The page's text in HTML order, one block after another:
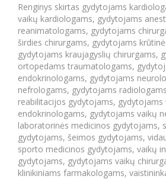
Renginys skirtas gydytojams
vaikų kardiologams, gydytojams
reanimatologams, gydytojams
širdies chirurgams, gydytojams
gydytojams kraujagyslių chirurgams,
ortopedams traumatologams,
endokrinologams, gydytojams
nefrologams, gydytojams
reabilitacijos gydytojams, gydytojams
endokrinologams, gydytojams vaikų
laboratorinės medicinos gydytojams,
gydytojams, šeimos gydytojams,
sporto medicinos gydytojams, vaikų
gydytojams, gydytojams vaikų
klinikiniams farmakologams,